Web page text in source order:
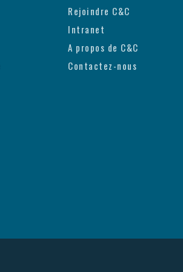
Rejoindre C&C
Intranet
A propos de C&C
Contactez-nous